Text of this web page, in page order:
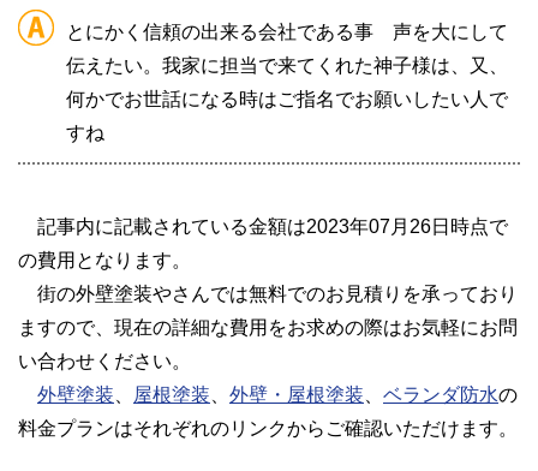
とにかく信頼の出来る会社である事 声を大にして
伝えたい。我家に担当で来てくれた神子様は、又、
何かでお世話になる時はご指名でお願いしたい人で
すね
記事内に記載されている金額は2023年07月26日時点で
の費用となります。
街の外壁塗装やさんでは無料でのお見積りを承っており
ますので、現在の詳細な費用をお求めの際はお気軽にお問
い合わせください。
外壁塗装
屋根塗装 外壁・屋根塗装 ベランダ防水の
料金プランはそれぞれのリンクからご確認いただけます。